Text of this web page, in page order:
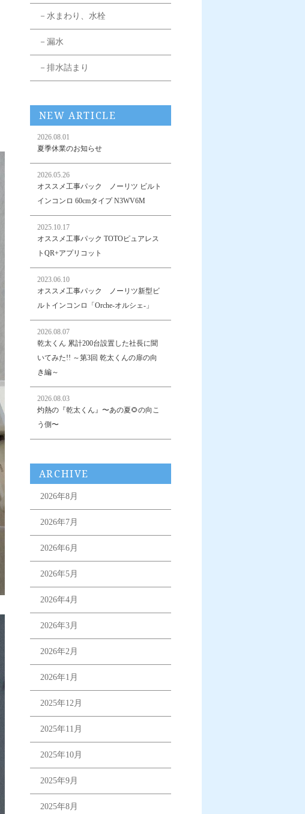
－水まわり、水栓
－漏水
－排水詰まり
NEW ARTICLE
2026.08.01
夏季休業のお知らせ
2026.05.26
オススメ工事パック ノーリツ ビルト
インコンロ 60cmタイプ N3WV6M
2025.10.17
オススメ工事パック TOTOピュアレス
トQR+アプリコット
2023.06.10
オススメ工事パック ノーリツ新型ビ
ルトインコンロ「Orche-オルシェ-」
2026.08.07
乾太くん 累計200台設置した社長に聞
いてみた!! ～第3回 乾太くんの扉の向
き編～
2026.08.03
灼熱の『乾太くん』〜あの夏🌻の向こ
う側〜
ARCHIVE
2026年8月
2026年7月
2026年6月
2026年5月
2026年4月
2026年3月
2026年2月
2026年1月
2025年12月
2025年11月
2025年10月
2025年9月
2025年8月